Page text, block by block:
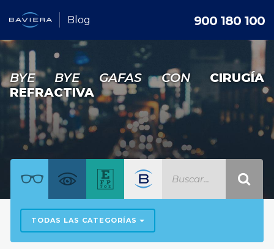
Blog 900 180 100
BYE BYE GAFAS CON CIRUGÍA
REFRACTIVA
TODAS LAS CATEGORÍAS